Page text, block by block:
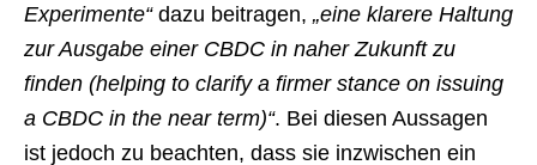
Experimente“dazu beitragen, „eine klarere Haltung
zur Ausgabe einer CBDC in naher Zukunft zu
finden (helping to clarify a firmer stance on issuing
a CBDC in the near term)“. Bei diesen Aussagen
ist jedoch zu beachten, dass sie inzwischen ein